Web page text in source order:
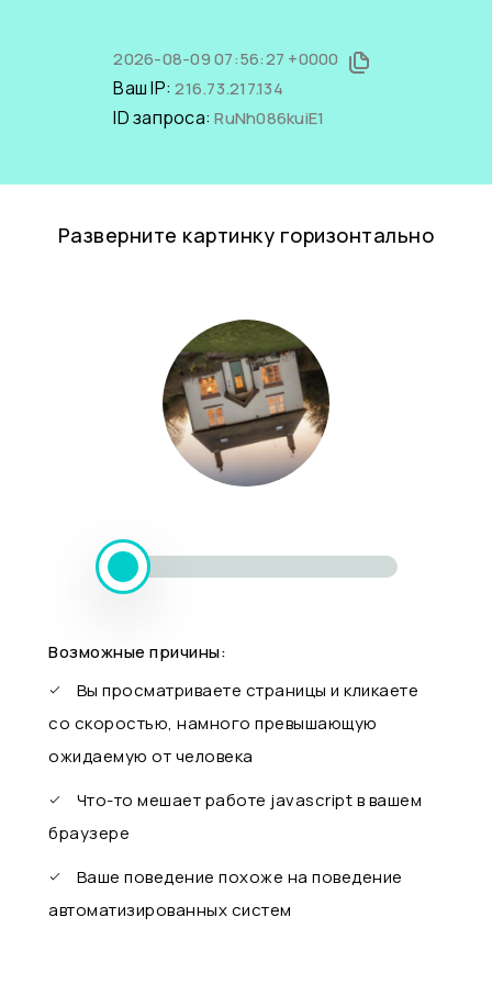
2026-08-09 07:56:27 +0000
Ваш IP:216.73.217.134
ID запроса:RuNh086kuiE1
Разверните картинку горизонтально
Возможные причины:
Вы просматриваете страницы и кликаете
со скоростью, намного превышающую
ожидаемую от человека
Что-то мешает работе javascript в вашем
браузере
Ваше поведение похоже на поведение
автоматизированных систем